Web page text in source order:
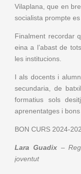
Vilaplana, que en
socialista prompte
Finalment recordar
eina a l’abast de
les institucions.
I als docents i
secundaria, de
formatius sols
aprenentatges i bons
BON CURS 2024-
Lara Guadix–
joventut